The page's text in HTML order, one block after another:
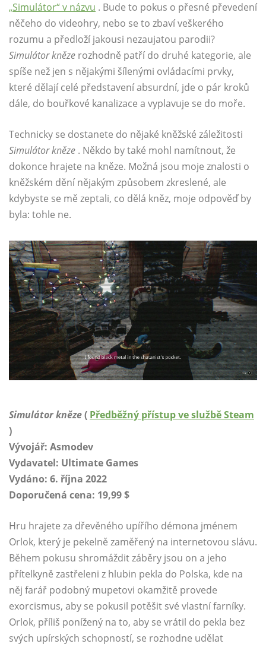
„Simulátor“ v názvu . Bude to pokus o přesné převedení
něčeho do videohry, nebo se to zbaví veškerého
rozumu a předloží jakousi nezaujatou parodii?
Simulátor kněze rozhodně patří do druhé kategorie, ale
spíše než jen s nějakými šílenými ovládacími prvky,
které dělají celé představení absurdní, jde o pár kroků
dále, do bouřkové kanalizace a vyplavuje se do moře.
Technicky se dostanete do nějaké kněžské záležitosti
Simulátor kněze . Někdo by také mohl namítnout, že
dokonce hrajete na kněze. Možná jsou moje znalosti o
kněžském dění nějakým způsobem zkreslené, ale
kdybyste se mě zeptali, co dělá kněz, moje odpověď by
byla: tohle ne.
Simulátor kněze( Předběžný přístup ve službě Steam
)
Vývojář: Asmodev
Vydavatel: Ultimate Games
Vydáno: 6. října 2022
Doporučená cena: 19,99 $
Hru hrajete za dřevěného upířího démona jménem
Orlok, který je pekelně zaměřený na internetovou slávu.
Během pokusu shromáždit záběry jsou on a jeho
přítelkyně zastřeleni z hlubin pekla do Polska, kde na
něj farář podobný mupetovi okamžitě provede
exorcismus, aby se pokusil potěšit své vlastní farníky.
Orlok, příliš ponížený na to, aby se vrátil do pekla bez
svých upírských schopností, se rozhodne udělat